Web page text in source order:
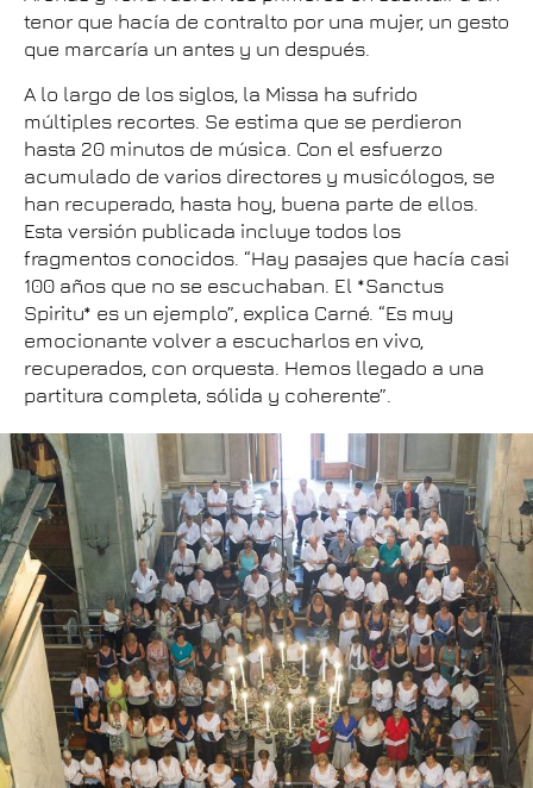
tenor que hacía de contralto por una mujer, un gesto
que marcaría un antes y un después.
A lo largo de los siglos, la Missa ha sufrido
múltiples recortes. Se estima que se perdieron
hasta 20 minutos de música. Con el esfuerzo
acumulado de varios directores y musicólogos, se
han recuperado, hasta hoy, buena parte de ellos.
Esta versión publicada incluye todos los
fragmentos conocidos. “Hay pasajes que hacía casi
100 años que no se escuchaban. El *Sanctus
Spiritu* es un ejemplo”, explica Carné. “Es muy
emocionante volver a escucharlos en vivo,
recuperados, con orquesta. Hemos llegado a una
partitura completa, sólida y coherente”.